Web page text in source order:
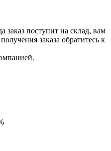
заказ поступит на склад, вам
заказа обратитесь к